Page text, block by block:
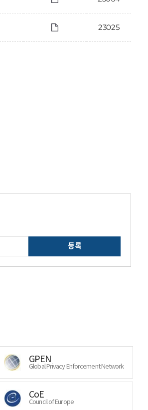
23025
등록
GPEN
Global Privacy Enforcement Network
CoE
Council of Europe